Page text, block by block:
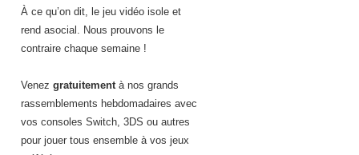
À ce qu’on dit, le jeu vidéo isole et
rend asocial. Nous prouvons le
contraire chaque semaine !
Venez gratuitementà nos grands
rassemblements hebdomadaires avec
vos consoles Switch, 3DS ou autres
pour jouer tous ensemble à vos jeux